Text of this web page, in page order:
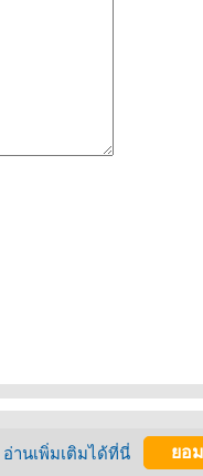
อ่านเพิ่มเติมได้ที่นี่